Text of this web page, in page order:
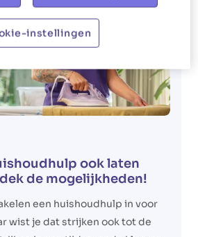
ook laten
de mogelijkheden!
een huishoudhulp in voor
wist je dat strijken ook tot de
instellingen